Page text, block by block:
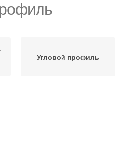
Угловой профиль